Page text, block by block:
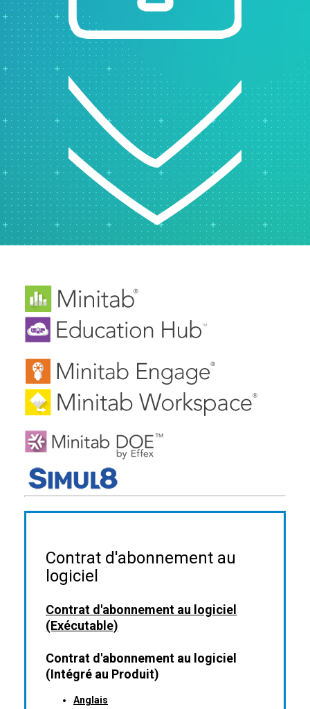
Contrat d'abonnement au
logiciel
Contrat d'abonnement au logiciel
(Exécutable)
Contrat d'abonnement au logiciel
(Intégré au Produit)
Anglais